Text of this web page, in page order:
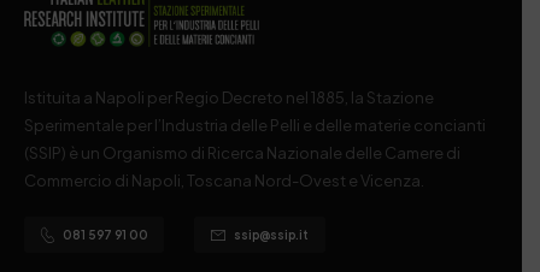
Istituita a Napoli per Regio Decreto nel 1885, la Stazione
Sperimentale per l’Industria delle Pelli e delle materie concianti
(SSIP) è un Organismo di Ricerca Nazionale delle Camere di
Commercio di Napoli, Toscana Nord-Ovest e Vicenza.
081 597 91 00 ssip@ssip.it